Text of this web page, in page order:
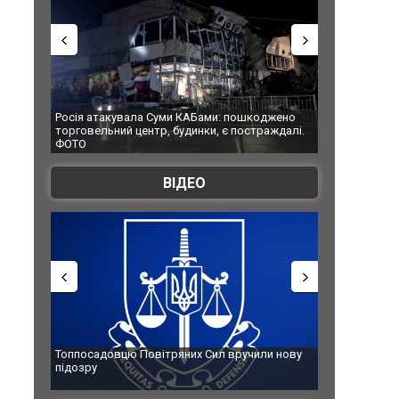
Росія атакувала Суми КАБами: пошкоджено
торговельний центр, будинки, є постраждалі.
ФОТО
ВІДЕО
Топпосадовцю Повітряних Сил вручили нову
підозру